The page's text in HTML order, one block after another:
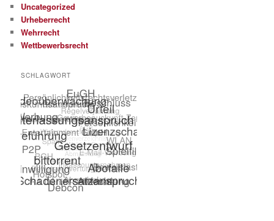
Uncategorized
Urheberrecht
Wehrrecht
Wettbewerbsrecht
SCHLAGWORT